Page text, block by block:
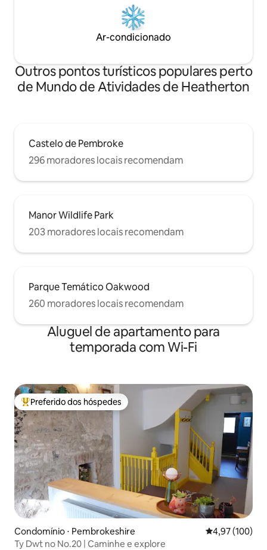
Ar-condicionado
Outros pontos turísticos populares perto
de Mundo de Atividades de Heatherton
Castelo de Pembroke
296 moradores locais recomendam
Manor Wildlife Park
203 moradores locais recomendam
Parque Temático Oakwood
260 moradores locais recomendam
Aluguel de apartamento para
temporada com Wi-Fi
Entre os melhores preferidos dos hóspedes
Preferido dos hóspedes
Condomínio ⋅ Pembrokeshire 4,97 de uma
4,97 (100)
Ty Dwt no No.20 | Caminhe e explore